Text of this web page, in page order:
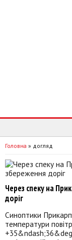
Головна » догляд
Через спеку на
доріг
Синоптики
температури